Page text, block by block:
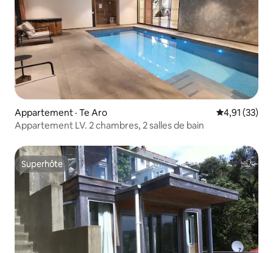
Appartement · Te Aro Note
4,91 (33)
Appartement LV. 2 chambres, 2 salles de bain
Superhôte
Superhôte